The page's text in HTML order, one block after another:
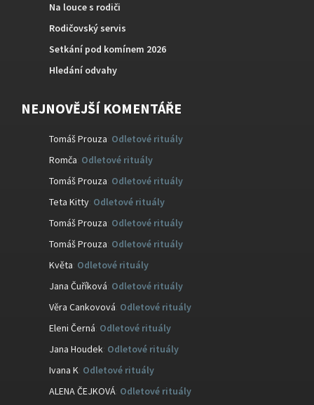
Na louce s rodiči
Rodičovský servis
Setkání pod komínem 2026
Hledání odvahy
NEJNOVĚJŠÍ KOMENTÁŘE
Tomáš Prouza Odletové rituály
Romča Odletové rituály
Tomáš Prouza Odletové rituály
Teta Kitty Odletové rituály
Tomáš Prouza Odletové rituály
Tomáš Prouza Odletové rituály
Květa Odletové rituály
Jana Čuříková Odletové rituály
Věra Cankovová Odletové rituály
Eleni Černá Odletové rituály
Jana Houdek Odletové rituály
Ivana K Odletové rituály
ALENA ČEJKOVÁ Odletové rituály